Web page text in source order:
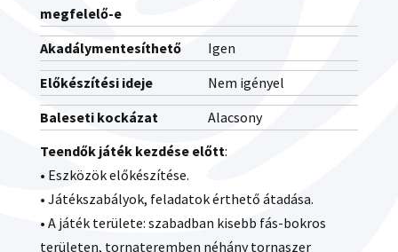
megfelelő-e
Akadálymentesíthető
Igen
Előkészítési ideje
Nem igényel
Baleseti kockázat
Alacsony
Teendők játék kezdése előtt:
• Eszközök előkészítése.
• Játékszabályok, feladatok érthető átadása.
• A játék területe: szabadban kisebb fás-bokros
területen, tornateremben néhány tornaszer